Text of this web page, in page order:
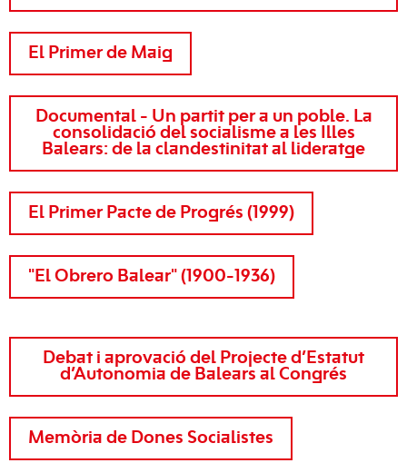
El Primer de Maig
Documental - Un partit per a un poble. La
consolidació del socialisme a les Illes
Balears: de la clandestinitat al lideratge
El Primer Pacte de Progrés (1999)
"El Obrero Balear" (1900-1936)
Debat i aprovació del Projecte d’Estatut
d’Autonomia de Balears al Congrés
Memòria de Dones Socialistes